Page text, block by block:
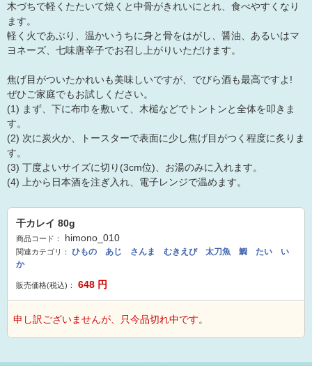
木づちで軽くたたいて焼くと中骨がきれいにとれ、食べやすくなり
ます。
軽く火であぶり、温かいうちに身と骨をはがし、醤油、あるいはマ
ヨネーズ、七味唐辛子でお召し上がりいただけます。
焦げ目がついたかれいも美味しいですが、でびら酒も最高ですよ!
ぜひご家庭でもお試しください。
(1) まず、下に布巾を敷いて、木槌などでトントンと全体を叩きま
す。
(2) 次に炭火か、トースターで表面に少し焦げ目がつく程度に炙りま
す。
(3) 丁度よいサイズに切り(3cm位)、お湯のみに入れます。
(4) 上から日本酒を注ぎ入れ、電子レンジで温めます。
干カレイ 80g
商品コード： himono_010
関連カテゴリ：
ひもの あじ さんま むきえび 太刀魚 鯛 たい い
か
販売価格(税込)： 648 円
申し訳ございませんが、只今品切れ中です。